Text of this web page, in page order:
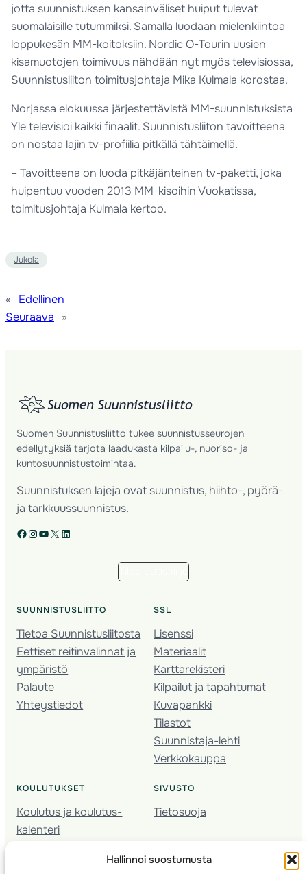
Hallinnoi suostumusta
jotta suunnistuksen kansainväliset huiput tulevat
suomalaisille tutummiksi. Samalla luodaan mielenkiintoa
loppukesän MM-koitoksiin. Nordic O-Tourin uusien
kisamuotojen toimivuus nähdään nyt myös televisiossa,
Suunnistusliiton toimitusjohtaja Mika Kulmala korostaa.
Norjassa elokuussa järjestettävistä MM-suunnistuksista
Yle televisioi kaikki finaalit. Suunnistusliiton tavoitteena
on nostaa lajin tv-profiilia pitkällä tähtäimellä.
– Tavoitteena on luoda pitkäjänteinen tv-paketti, joka
huipentuu vuoden 2013 MM-kisoihin Vuokatissa,
toimitusjohtaja Kulmala kertoo.
Jukola
«
Edellinen
Seuraava
»
Suomen Suunnistusliitto tukee suunnistusseurojen
edellytyksiä tarjota laadukasta kilpailu-, nuoriso- ja
kuntosuunnistustoimintaa.
Suunnistuksen lajeja ovat suunnistus, hiihto-, pyörä-
ja tarkkuussuunnistus.
Facebook Instagram YouTube X LinkedIn
SUUNNISTUSLIITTO
Tietoa Suunnistusliitosta
Eettiset reitinvalinnat ja
ympäristö
Palaute
Yhteystiedot
SSL
Lisenssi
Materiaalit
Karttarekisteri
Kilpailut ja tapahtumat
Kuvapankki
Tilastot
Suunnistaja-lehti
Verkkokauppa
KOULUTUKSET
Koulutus ja koulutus­
kalenteri
Seura­kehittäminen
SIVUSTO
Tietosuoja